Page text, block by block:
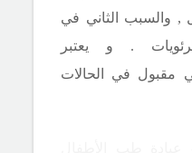
, والسبب الثاني في
. و يعتبر
مقبول في الحالات